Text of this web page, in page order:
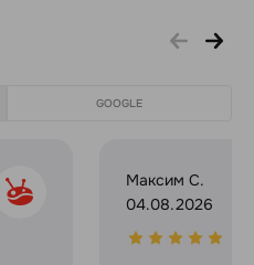
GOOGLE
Максим С.
04.08.2026